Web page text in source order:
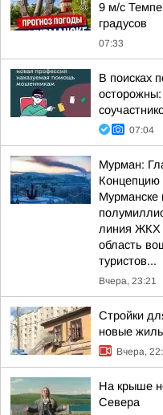
9 м/с
градусов
07:33
В поисках
07:04
Мурман:
Концепцию
Мурманске
линия ЖКХ
область
туристов...
Вчера, 23:21
Стройки
новые
Вчера,
На крыше
Севера